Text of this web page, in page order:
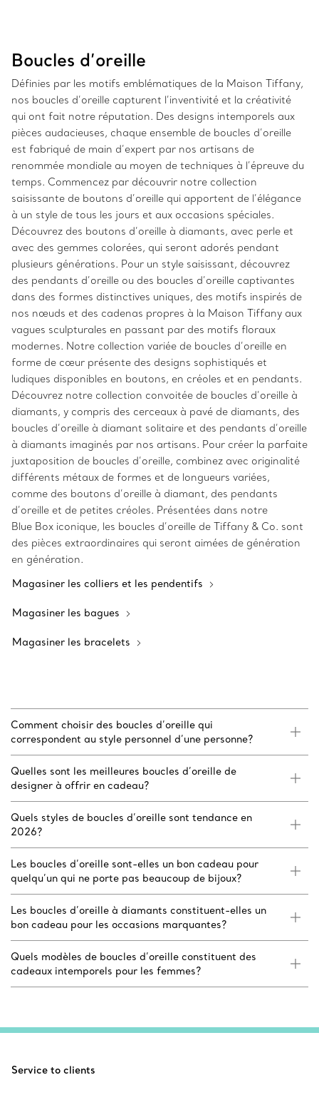
Boucles d’oreille
Définies par les motifs emblématiques de la Maison Tiffany,
nos boucles d’oreille capturent l’inventivité et la créativité
qui ont fait notre réputation. Des designs intemporels aux
pièces audacieuses, chaque ensemble de boucles d’oreille
est fabriqué de main d’expert par nos artisans de
renommée mondiale au moyen de techniques à l’épreuve du
temps. Commencez par découvrir notre collection
saisissante de boutons d’oreille qui apportent de l’élégance
à un style de tous les jours et aux occasions spéciales.
Découvrez des boutons d’oreille à diamants, avec perle et
avec des gemmes colorées, qui seront adorés pendant
plusieurs générations. Pour un style saisissant, découvrez
des pendants d’oreille ou des boucles d’oreille captivantes
dans des formes distinctives uniques, des motifs inspirés de
nos nœuds et des cadenas propres à la Maison Tiffany aux
vagues sculpturales en passant par des motifs floraux
modernes. Notre collection variée de boucles d’oreille en
forme de cœur présente des designs sophistiqués et
ludiques disponibles en boutons, en créoles et en pendants.
Découvrez notre collection convoitée de boucles d’oreille à
diamants, y compris des cerceaux à pavé de diamants, des
boucles d’oreille à diamant solitaire et des pendants d’oreille
à diamants imaginés par nos artisans. Pour créer la parfaite
juxtaposition de boucles d’oreille, combinez avec originalité
différents métaux de formes et de longueurs variées,
comme des boutons d’oreille à diamant, des pendants
d’oreille et de petites créoles. Présentées dans notre
Blue Box iconique, les boucles d’oreille de Tiffany & Co. sont
des pièces extraordinaires qui seront aimées de génération
en génération.
Magasiner les colliers et les pendentifs
Magasiner les bagues
Magasiner les bracelets
Comment choisir des boucles d’oreille qui
correspondent au style personnel d’une personne?
Quelles sont les meilleures boucles d’oreille de
designer à offrir en cadeau?
Quels styles de boucles d’oreille sont tendance en
2026?
Les boucles d’oreille sont-elles un bon cadeau pour
quelqu’un qui ne porte pas beaucoup de bijoux?
Les boucles d’oreille à diamants constituent-elles un
bon cadeau pour les occasions marquantes?
Quels modèles de boucles d’oreille constituent des
cadeaux intemporels pour les femmes?
Service to clients